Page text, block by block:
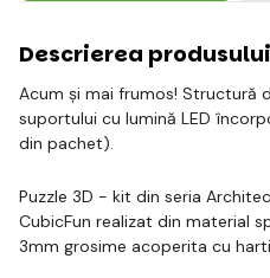
Descrierea produsului
Acum și mai frumos! Structură
suportului cu lumină LED
din pachet).
Puzzle 3D - kit din seria
CubicFun realizat din material
3mm grosime acoperita cu